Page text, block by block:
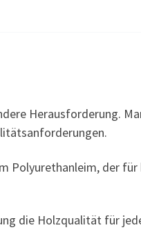
Herausforderung.
Polyurethanleim, der
die Holzqualität für